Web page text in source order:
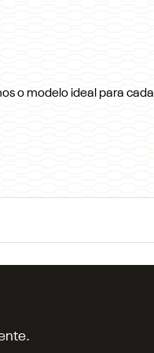
o modelo ideal para cada